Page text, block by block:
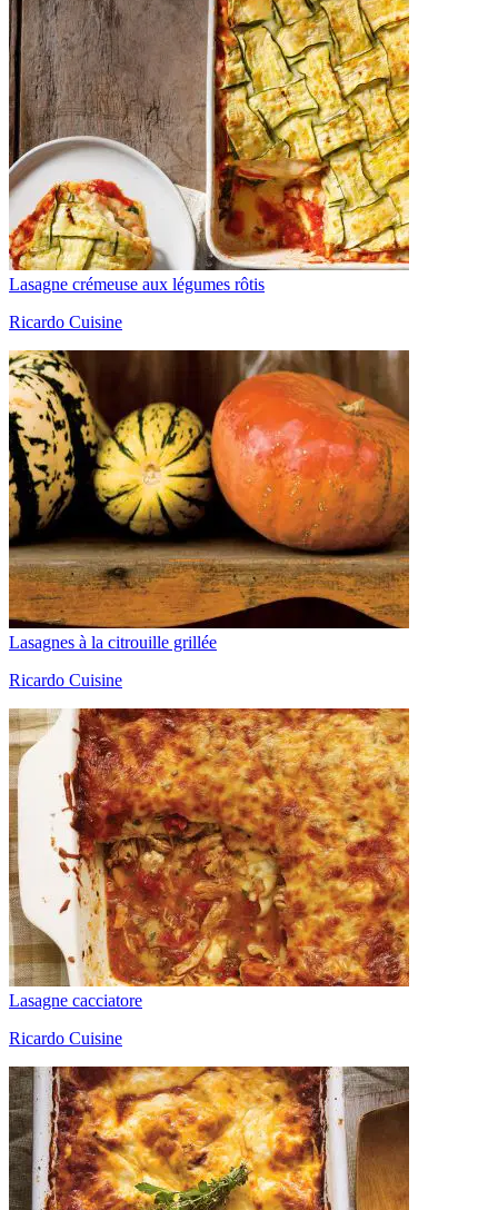
Lasagne crémeuse aux légumes rôtis
Ricardo Cuisine
Lasagnes à la citrouille grillée
Ricardo Cuisine
Lasagne cacciatore
Ricardo Cuisine